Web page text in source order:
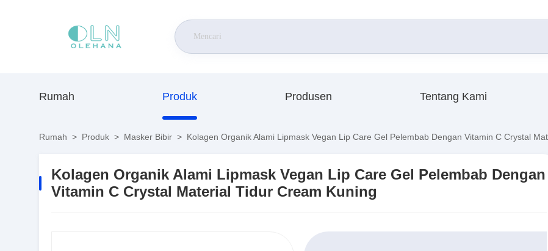
Rumah Produk Produsen Tentang Kami
Rumah > Produk > Masker Bibir > Kolagen Organik Alami Lipmask Vegan Lip Care Gel Pelembab Dengan Vitamin C Crystal
Kolagen Organik Alami Lipmask Vegan Lip Care Gel Pelembab Dengan
Vitamin C Crystal Material Tidur Cream Kuning